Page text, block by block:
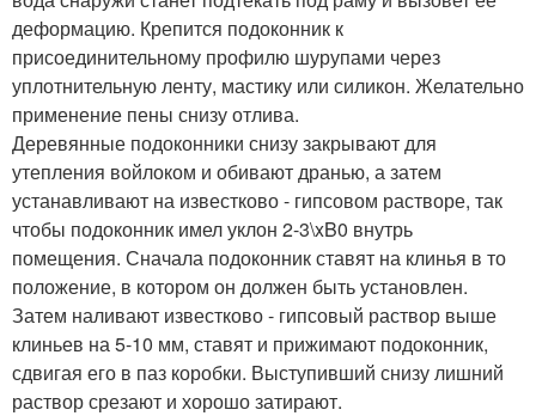
деформацию. Крепится подоконник к
присоединительному профилю шурупами через
уплотнительную ленту, мастику или силикон. Желательно
применение пены снизу отлива.
Деревянные подоконники снизу закрывают для
утепления войлоком и обивают дранью, а затем
устанавливают на известково - гипсовом растворе, так
чтобы подоконник имел уклон 2-3\xB0 внутрь
помещения. Сначала подоконник ставят на клинья в то
положение, в котором он должен быть установлен.
Затем наливают известково - гипсовый раствор выше
клиньев на 5-10 мм, ставят и прижимают подоконник,
сдвигая его в паз коробки. Выступивший снизу лишний
раствор срезают и хорошо затирают.